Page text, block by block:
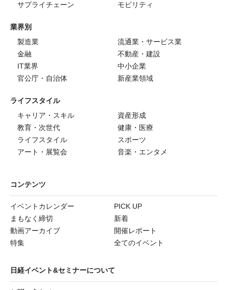
サプライチェーン
モビリティ
業界別
製造業
流通業・サービス業
金融
不動産・建設
IT業界
中小企業
官公庁・自治体
新産業領域
ライフスタイル
キャリア・スキル
資産形成
教育・次世代
健康・医療
ライフスタイル
スポーツ
アート・展覧会
音楽・エンタメ
コンテンツ
イベントカレンダー
PICK UP
まもなく締切
新着
動画アーカイブ
開催レポート
特集
全てのイベント
日経イベント&セミナーについて